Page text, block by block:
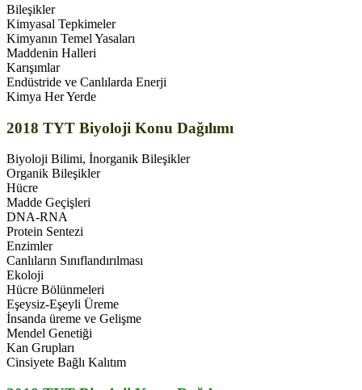
Bileşikler
Kimyasal Tepkimeler
Kimyanın Temel Yasaları
Maddenin Halleri
Karışımlar
Endüstride ve Canlılarda Enerji
Kimya Her Yerde
2018 TYT Biyoloji Konu Dağılımı
Biyoloji Bilimi, İnorganik Bileşikler
Organik Bileşikler
Hücre
Madde Geçişleri
DNA-RNA
Protein Sentezi
Enzimler
Canlıların Sınıflandırılması
Ekoloji
Hücre Bölünmeleri
Eşeysiz-Eşeyli Üreme
İnsanda üreme ve Gelişme
Mendel Genetiği
Kan Grupları
Cinsiyete Bağlı Kalıtım